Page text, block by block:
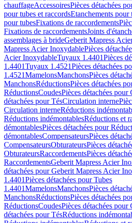
chauffageAccessoiresPièces détachées
pour tubes et raccordsEtanchements pour
pour tubesFixations de raccordements
Fixations de raccordementsJoints
assemblages à brideGeberit Mapress
Mapress Acier InoxydablePièces
Acier InoxydableTuyaux 1.4401Pièces
1.4401Tuyaux 1.4521Pièces détachées
1.4521MamelonsManchonsPièces
ManchonsRéductionsPièces détachées
RéductionsCoudesPièces détachées pour
détachées pour TésCirculation interne
Circulation interneRéductions
Réductions indémontablesRéductions et
démontablesPièces détachées pour
démontablesCompensateursPièces
CompensateursObturateursPièces
ObturateursRaccordementsPièces
RaccordementsGeberit Mapress Acier
détachées pour Geberit Mapress Acier
1.4401Pièces détachées pour Tubes
1.4401MamelonsManchonsPièces
ManchonsRéductionsPièces détachées
RéductionsCoudesPièces détachées pour
détachées pour TésRéductions